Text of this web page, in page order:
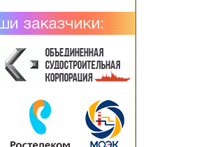
комплекс 26 МВт (10
в аренду на